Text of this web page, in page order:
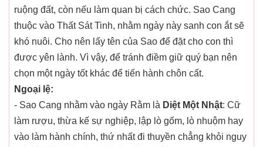
ruộng đất, còn nếu làm quan bị cách chức. Sao Cang
thuộc vào Thất Sát Tinh, nhằm ngày này sanh con ắt sẽ
khó nuôi. Cho nên lấy tên của Sao để đặt cho con thì
được yên lành. Vì vậy, để tránh điềm giữ quý bạn nên
chọn một ngày tốt khác để tiến hành chôn cất.
Ngoại lệ:
- Sao Cang nhằm vào ngày Rằm là Diệt Một Nhật: Cữ
làm rượu, thừa kế sự nghiệp, lập lò gốm, lò nhuộm hay
vào làm hành chính, thứ nhất đi thuyền chẳng khỏi nguy